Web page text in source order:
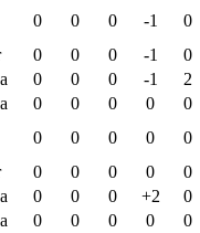
0 0 0 -1
0
0 0 0 -1
0
0 0 0 -1
2
0 0 0 0
0
0 0 0 0
0
0 0 0 0
0
0 0 0 +2
0
0 0 0 0
0